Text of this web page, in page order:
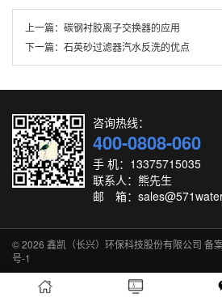
上一篇： 碳钢衬胶离子交换器的应用
下一篇： 石英砂过滤器汽水反洗的优点
咨询热线：
400-0808-060
手 机：13375715035
联系人：熊先生
邮 箱：
© 2026 鑫凯（长兴）环保科技股份有限公司 备
号-1